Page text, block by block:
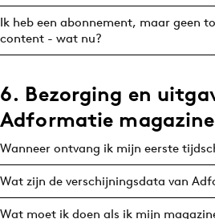
Reputatie & crisis
Ik heb een abonnement, maar geen
content - wat nu?
6. Bezorging en
Adformatie magazine
Wanneer ontvang ik mijn eerste
Wat zijn de verschijningsdata van
Wat moet ik doen als ik mijn